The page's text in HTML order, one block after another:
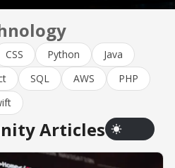
Articles
CSS Python
Java
SQL AWS
PHP